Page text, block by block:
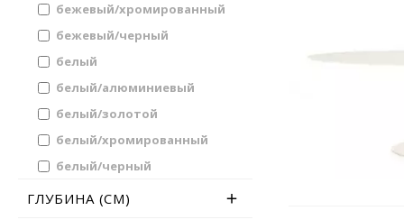
ГЛУБИНА (СМ)
бежевый/хромированный
бежевый/черный
белый
белый/алюминиевый
белый/золотой
белый/хромированный
белый/черный
бордовый